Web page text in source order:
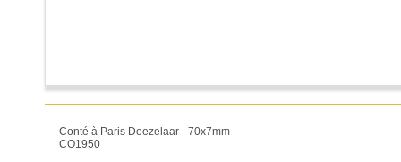
Conté à Paris Doezelaar - 70x7mm
CO1950